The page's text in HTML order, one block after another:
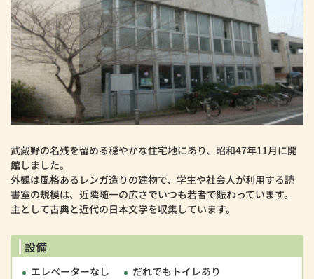
武蔵野の名残を留める穏やかな住宅地にあり、昭和47年11月に開
館しました。
外観は風格あるレンガ造りの建物で、学生や社会人が利用する読
書室の規模は、近隣随一の広さでいつも若者で賑わっています。
主として古典と近代の日本文学を収集しています。
設備
エレベーターなし だれでもトイレあり